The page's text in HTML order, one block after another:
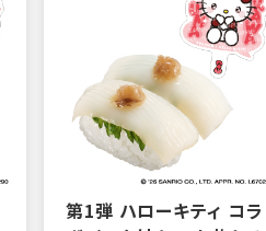
第1弾 ハローキティ コラ